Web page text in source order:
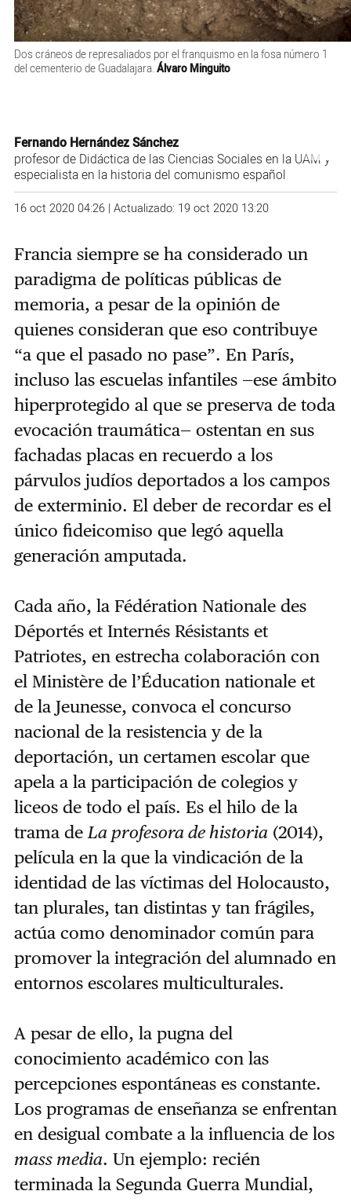
Dos cráneos de represaliados por el franquismo en la fosa número 1
del cementerio de Guadalajara. Álvaro Minguito
Fernando Hernández Sánchez
profesor de Didáctica de las Ciencias Sociales en la UAM y
especialista en la historia del comunismo español
16 oct 2020 04:26 | Actualizado: 19 oct 2020 13:20
Francia siempre se ha considerado un
paradigma de políticas públicas de
memoria, a pesar de la opinión de
quienes consideran que eso contribuye
“a que el pasado no pase”. En París,
incluso las escuelas infantiles —ese ámbito
hiperprotegido al que se preserva de toda
evocación traumática— ostentan en sus
fachadas placas en recuerdo a los
párvulos judíos deportados a los campos
de exterminio. El deber de recordar es el
único fideicomiso que legó aquella
generación amputada.
Cada año, la Fédération Nationale des
Déportés et Internés Résistants et
Patriotes, en estrecha colaboración con
el Ministère de l’Éducation nationale et
de la Jeunesse, convoca el concurso
nacional de la resistencia y de la
deportación, un certamen escolar que
apela a la participación de colegios y
liceos de todo el país. Es el hilo de la
trama de La profesora de historia(2014),
película en la que la vindicación de la
identidad de las víctimas del Holocausto,
tan plurales, tan distintas y tan frágiles,
actúa como denominador común para
promover la integración del alumnado en
entornos escolares multiculturales.
A pesar de ello, la pugna del
conocimiento académico con las
percepciones espontáneas es constante.
Los programas de enseñanza se enfrentan
en desigual combate a la influencia de los
mass media. Un ejemplo: recién
terminada la Segunda Guerra Mundial,